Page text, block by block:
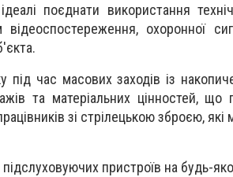
поєднати використання
охоронної
під час масових заходів із
та матеріальних цінностей,
зі стрілецькою зброєю,
пристроїв на будь-